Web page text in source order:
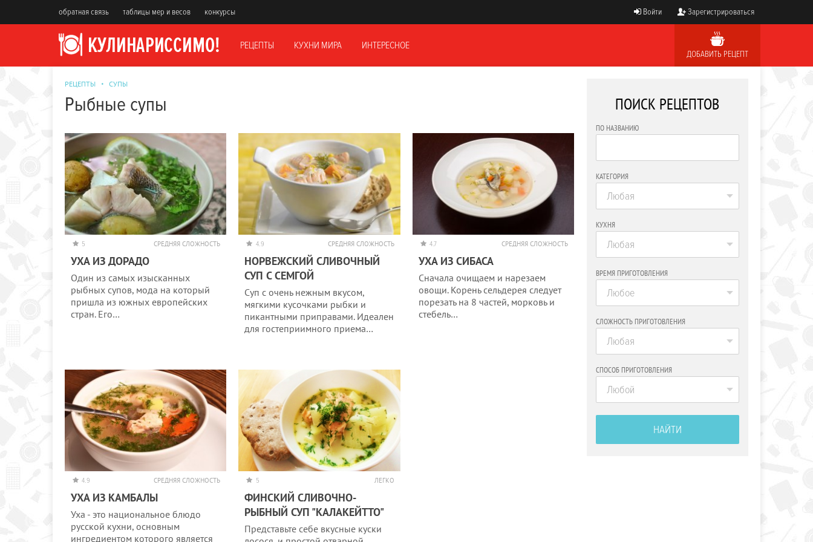
обратная связь таблицы мер и весов конкурсы Войти Зарегистрироваться
РЕЦЕПТЫ КУХНИ МИРА ИНТЕРЕСНОЕ
ДОБАВИТЬ РЕЦЕПТ
РЕЦЕПТЫ СУПЫ
Рыбные супы
5 СРЕДНЯЯ СЛОЖНОСТЬ
УХА ИЗ ДОРАДО
Один из самых изысканных
рыбных супов, мода на который
пришла из южных европейских
стран. Его…
4.9 СРЕДНЯЯ СЛОЖНОСТЬ
НОРВЕЖСКИЙ СЛИВОЧНЫЙ
СУП С СЕМГОЙ
Суп с очень нежным вкусом,
мягкими кусочками рыбки и
пикантными приправами. Идеален
для гостеприимного приема…
4.7 СРЕДНЯЯ СЛОЖНОСТЬ
УХА ИЗ СИБАСА
Сначала очищаем и нарезаем
овощи. Корень сельдерея следует
порезать на 8 частей, морковь и
стебель…
4.9 СРЕДНЯЯ СЛОЖНОСТЬ
УХА ИЗ КАМБАЛЫ
Уха - это национальное блюдо
русской кухни, основным
ингредиентом которого является
5 ЛЕГКО
ФИНСКИЙ СЛИВОЧНО-
РЫБНЫЙ СУП "КАЛАКЕЙТТО"
Представьте себе вкусные куски
ПОИСК РЕЦЕПТОВ
ПО НАЗВАНИЮ
КАТЕГОРИЯ
Любая
КУХНЯ
Любая
ВРЕМЯ ПРИГОТОВЛЕНИЯ
Любое
СЛОЖНОСТЬ ПРИГОТОВЛЕНИЯ
Любая
СПОСОБ ПРИГОТОВЛЕНИЯ
Любой
НАЙТИ